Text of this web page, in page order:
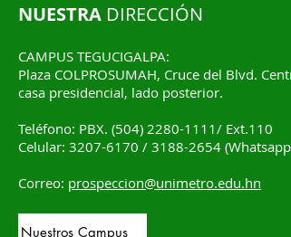
NUESTRA DIRECCIÓN
CAMPUS TEGUCIGALPA:
Plaza COLPROSUMAH, Cruce del Blvd.
casa presidencial, lado posterior.
Teléfono: PBX. (504) 2280-1111/ Ext.110
Celular: 3207-6170 / 3188-2654
Correo: prospeccion@unimetro.edu.hn
Nuestros Campus